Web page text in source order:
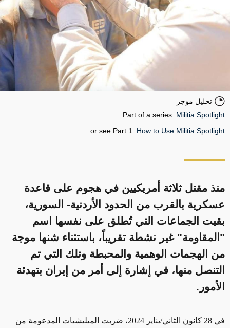
تحليل موجز
Part of a series: Militia Spotlight
or see Part 1: How to Use Militia Spotlight
منذ مقتل ثلاثة أمريكيين في هجوم على قاعدة
عسكرية بالقرب من الحدود الأردنية- السورية،
بقيت الجماعات التي تُطلق على نفسها اسم
"المقاومة" غير نشطة تقريباً، باستثناء شنها موجة
من الهجمات الوهمية والمحبطة وتلك التي تم
التنصل منها، في إشارة إلى أمر من إيران بتهدئة
الأمور.
في 28 كانون الثاني/يناير 2024، ضربت الميليشيات المدعومة من